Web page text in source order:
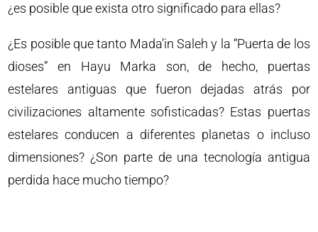
¿es posible que exista otro significado para ellas?
¿Es posible que tanto Mada’in Saleh y la “Puerta de los
dioses” en Hayu Marka son, de hecho, puertas
estelares antiguas que fueron dejadas atrás por
civilizaciones altamente sofisticadas? Estas puertas
estelares conducen a diferentes planetas o incluso
dimensiones? ¿Son parte de una tecnología antigua
perdida hace mucho tiempo?